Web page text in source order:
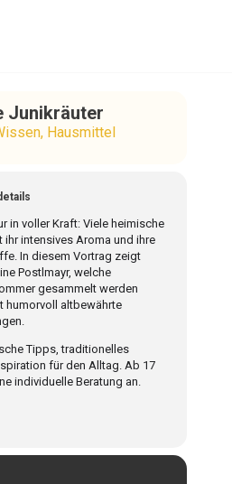
Junikräuter
Hausmittel
in voller Kraft: Viele heimische
ihr intensives Aroma und ihre
In diesem Vortrag zeigt
Postlmayr, welche
gesammelt werden
humorvoll altbewährte
Tipps, traditionelles
für den Alltag. Ab 17
individuelle Beratung an.